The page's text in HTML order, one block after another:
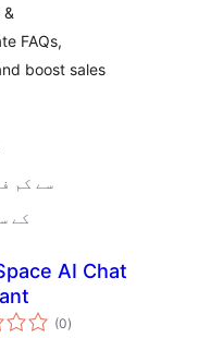
FAQs,
boost sales
10 سے
7.0.3
AI Chat
(0مجموعی
درجہ
)